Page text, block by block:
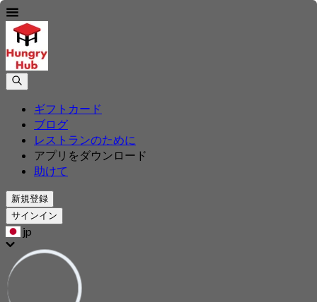
ギフトカード
ブログ
レストランのために
アプリをダウンロード
助けて
新規登録
サインイン
jp